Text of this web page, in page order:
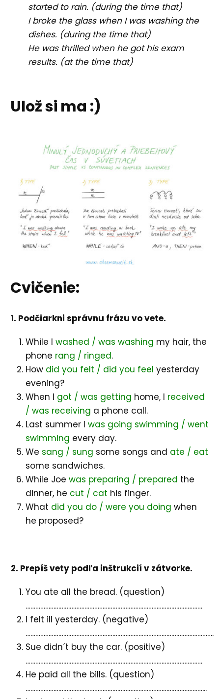
started to rain. (during the time that)
I broke the glass when I was washing the
dishes. (during the time that)
He was thrilled when he got his exam
results. (at the time that)
Ulož si ma :)
Cvičenie:
1. Podčiarkni správnu frázu vo vete.
While Iwashed / was washing my hair, the
phone rang / ringed.
How did you felt / did you feel yesterday
evening?
When I got / was getting home, I received
/ was receiving a phone call.
Last summer Iwas going swimming / went
swimming every day.
We sang / sung some songs and ate / eat
some sandwiches.
While Joewas preparing / prepared the
dinner, he cut / cat his finger.
What did you do / were you doing when
he proposed?
2. Prepíš vety podľa inštrukcií v zátvorke.
You ate all the bread. (question)
………………………………………………………………………………………………
I felt ill yesterday. (negative)
…………………………………………………………………………………………………….
Sue didn´t buy the car. (positive)
………………………………………………………………………………………………
He paid all the bills. (question)
………………………………………………………………………………………………...